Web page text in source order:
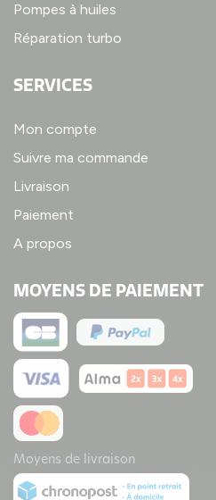
Pompes à huiles
Réparation turbo
SERVICES
Mon compte
Suivre ma commande
Livraison
Paiement
A propos
MOYENS DE PAIEMENT
Moyens de livraison